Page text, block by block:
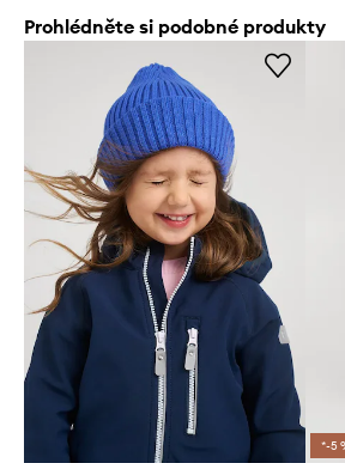
Prohlédněte si podobné produkty
*-5